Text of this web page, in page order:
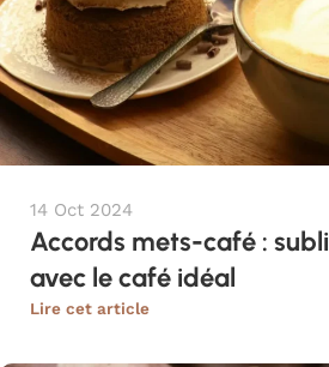
14 Oct 2024
Accords mets-café :
avec le café idéal
Lire cet article